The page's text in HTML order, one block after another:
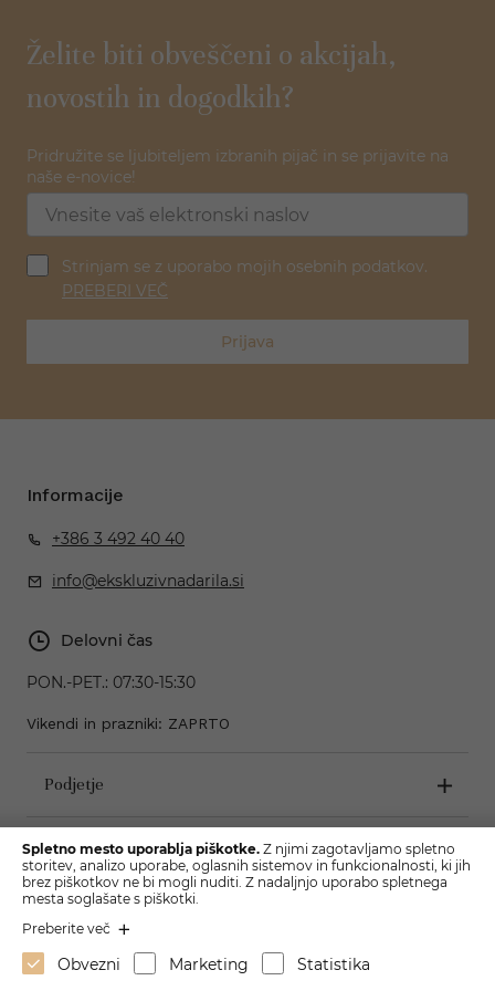
Želite biti obveščeni o akcijah,
novostih in dogodkih?
Pridružite se ljubiteljem izbranih pijač in se prijavite na
naše e-novice!
Strinjam se z uporabo mojih osebnih podatkov.
PREBERI VEČ
Prijava
Informacije
+386 3 492 40 40
info@ekskluzivnadarila.si
Delovni čas
PON.-PET.: 07:30-15:30
Vikendi in prazniki: ZAPRTO
Podjetje
Pogoji poslovanja
Spletno mesto uporablja piškotke. Z njimi zagotavljamo spletno
storitev, analizo uporabe, oglasnih sistemov in funkcionalnosti, ki jih
brez piškotkov ne bi mogli nuditi. Z nadaljnjo uporabo spletnega
mesta soglašate s piškotki.
Preberite več
Obvezni Marketing Statistika